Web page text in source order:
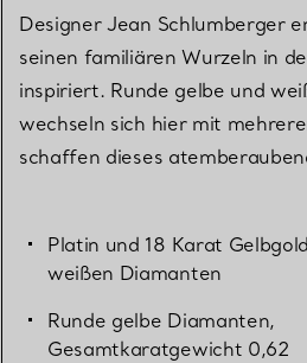
Designer Jean Schlumberger
seinen familiären Wurzeln in
inspiriert. Runde gelbe und
wechseln sich hier mit
schaffen dieses
Platin und 18 Karat
weißen Diamanten
Runde gelbe Diamanten,
Gesamtkaratgewicht 0,62